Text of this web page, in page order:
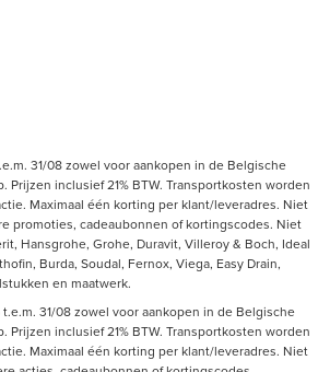
31/08 zowel voor aankopen in de Belgische
Prijzen inclusief 21% BTW. Transportkosten worden
Maximaal één korting per klant/leveradres. Niet
promoties, cadeaubonnen of kortingscodes. Niet
Hansgrohe, Grohe, Duravit, Villeroy & Boch, Ideal
Burda, Soudal, Fernox, Viega, Easy Drain,
en maatwerk.
31/08 zowel voor aankopen in de Belgische
Prijzen inclusief 21% BTW. Transportkosten worden
Maximaal één korting per klant/leveradres. Niet